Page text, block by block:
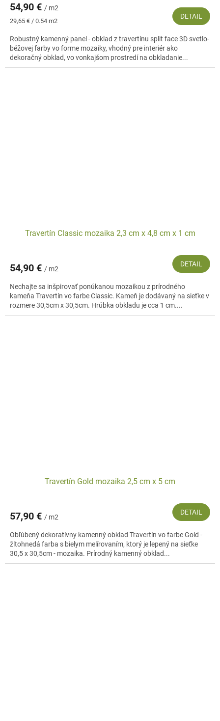
54,90 € / m2
Jednotková
29,65 € / 0.54 m2
DETAIL
Robustný kamenný panel - obklad z travertínu split face 3D svetlo-
béžovej farby vo forme mozaiky, vhodný pre interiér ako
dekoračný obklad, vo vonkajšom prostredí na obkladanie...
Travertín Classic mozaika 2,3 cm x 4,8 cm x 1 cm
54,90 € / m2
DETAIL
Nechajte sa inšpirovať ponúkanou mozaikou z prírodného
kameňa Travertín vo farbe Classic. Kameň je dodávaný na sieťke v
rozmere 30,5cm x 30,5cm. Hrúbka obkladu je cca 1 cm....
Travertín Gold mozaika 2,5 cm x 5 cm
57,90 € / m2
DETAIL
Obľúbený dekoratívny kamenný obklad Travertín vo farbe Gold -
žltohnedá farba s bielym melírovaním, ktorý je lepený na sieťke
30,5 x 30,5cm - mozaika. Prírodný kamenný obklad...